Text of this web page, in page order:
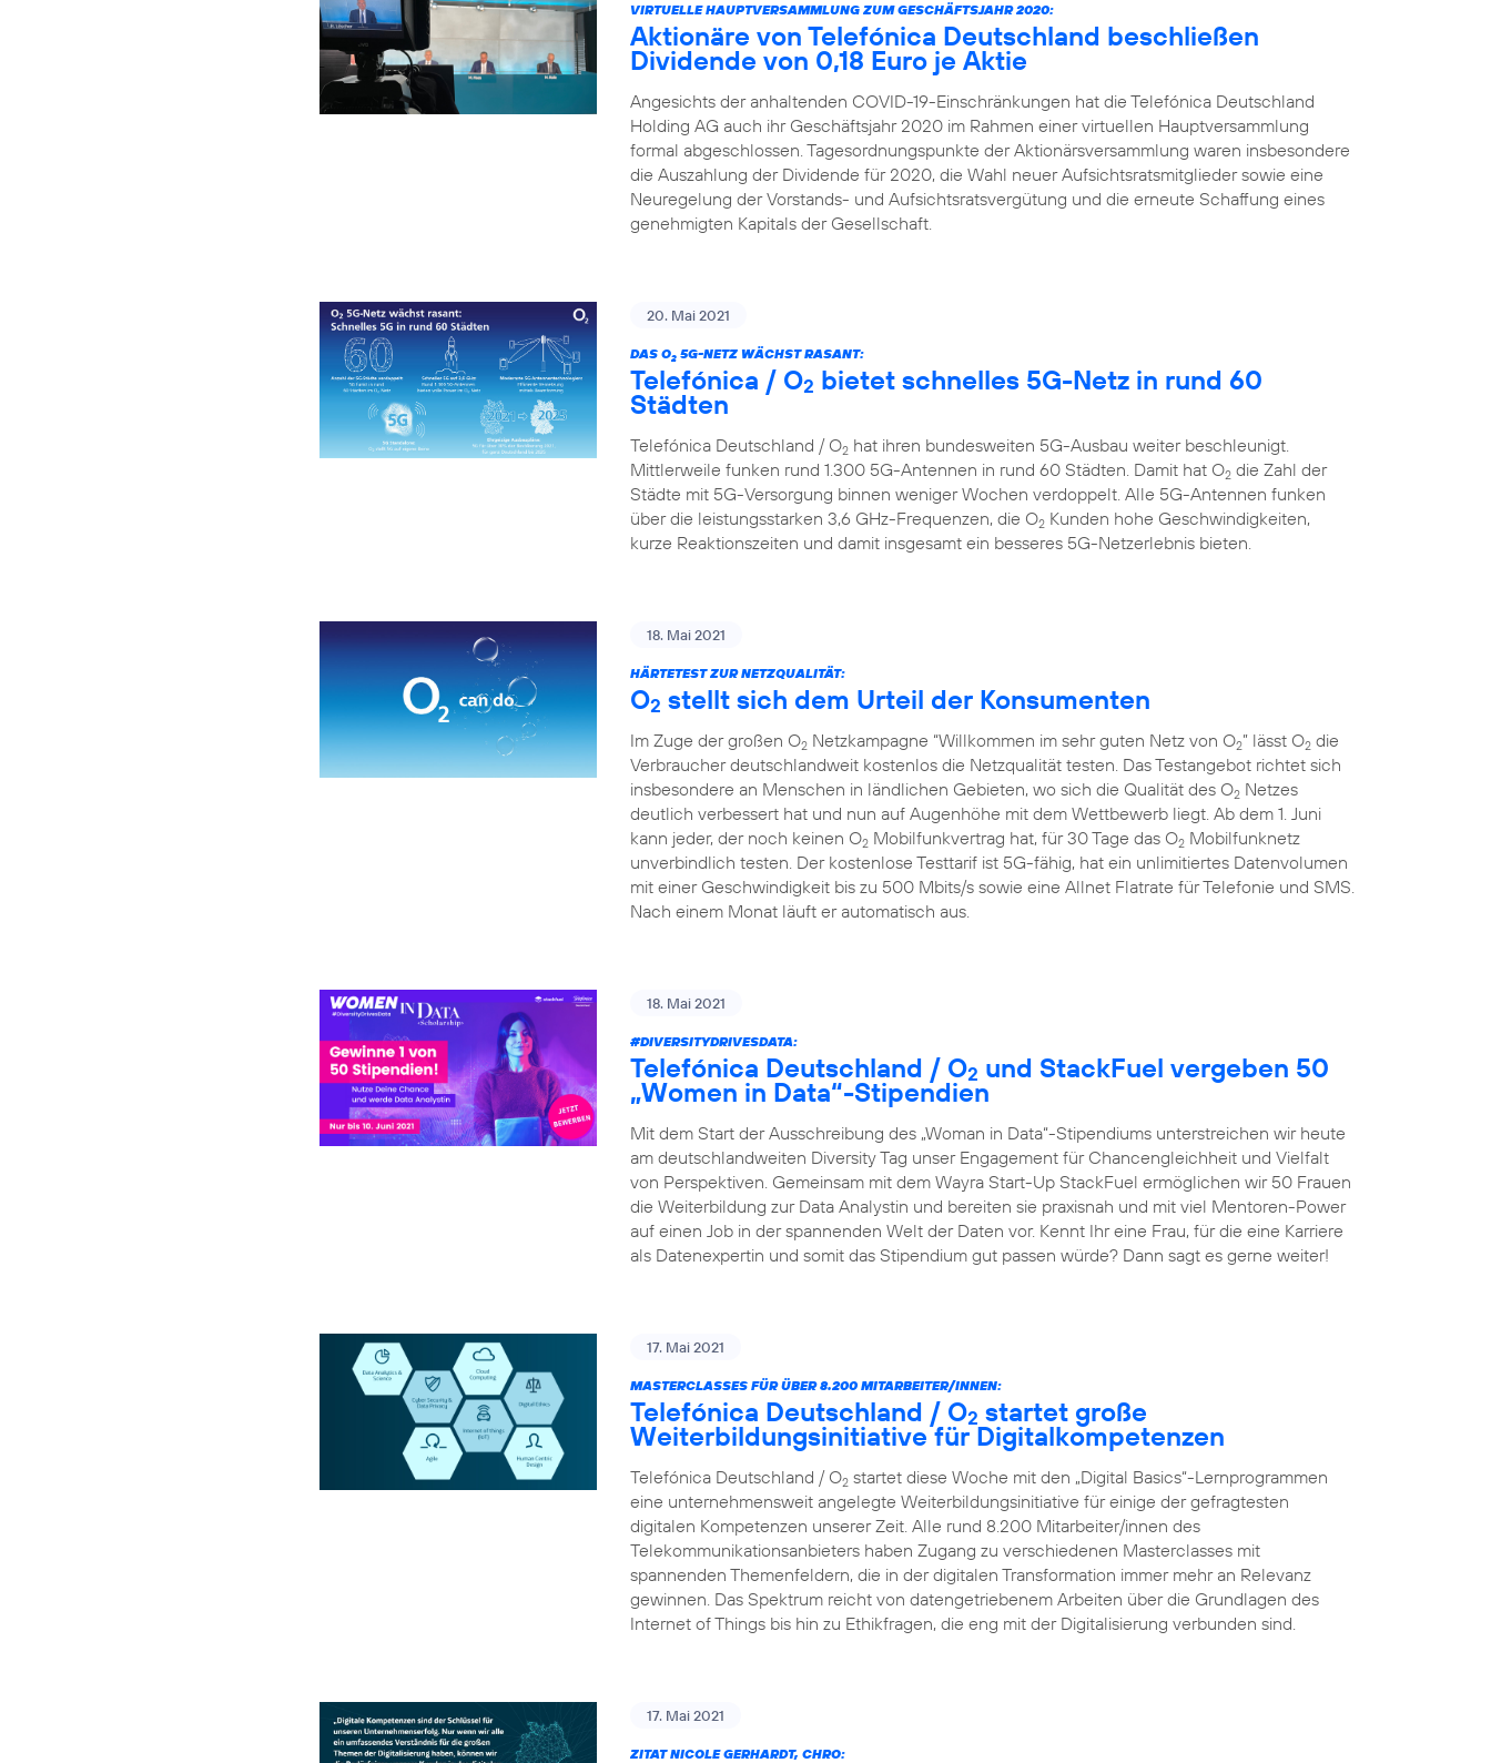
VIRTUELLE HAUPTVERSAMMLUNG ZUM GESCHÄFTSJAHR 2020:
Aktionäre von Telefónica Deutschland beschließen
Dividende von 0,18 Euro je Aktie
Angesichts der anhaltenden COVID-19-Einschränkungen hat die Telefónica Deutschland
Holding AG auch ihr Geschäftsjahr 2020 im Rahmen einer virtuellen Hauptversammlung
formal abgeschlossen. Tagesordnungspunkte der Aktionärsversammlung waren insbesondere
die Auszahlung der Dividende für 2020, die Wahl neuer Aufsichtsratsmitglieder sowie eine
Neuregelung der Vorstands- und Aufsichtsratsvergütung und die erneute Schaffung eines
genehmigten Kapitals der Gesellschaft.
20. Mai 2021
DAS O2 5G-NETZ WÄCHST RASANT:
Telefónica / O2 bietet schnelles 5G-Netz in rund 60
Städten
Telefónica Deutschland / O2 hat ihren bundesweiten 5G-Ausbau weiter beschleunigt.
Mittlerweile funken rund 1.300 5G-Antennen in rund 60 Städten. Damit hat O2 die Zahl der
Städte mit 5G-Versorgung binnen weniger Wochen verdoppelt. Alle 5G-Antennen funken
über die leistungsstarken 3,6 GHz-Frequenzen, die O2 Kunden hohe Geschwindigkeiten,
kurze Reaktionszeiten und damit insgesamt ein besseres 5G-Netzerlebnis bieten.
18. Mai 2021
HÄRTETEST ZUR NETZQUALITÄT:
O2 stellt sich dem Urteil der Konsumenten
Im Zuge der großen O2 Netzkampagne “Willkommen im sehr guten Netz von O2” lässt O2 die
Verbraucher deutschlandweit kostenlos die Netzqualität testen. Das Testangebot richtet sich
insbesondere an Menschen in ländlichen Gebieten, wo sich die Qualität des O2 Netzes
deutlich verbessert hat und nun auf Augenhöhe mit dem Wettbewerb liegt. Ab dem 1. Juni
kann jeder, der noch keinen O2 Mobilfunkvertrag hat, für 30 Tage das O2 Mobilfunknetz
unverbindlich testen. Der kostenlose Testtarif ist 5G-fähig, hat ein unlimitiertes Datenvolumen
mit einer Geschwindigkeit bis zu 500 Mbits/s sowie eine Allnet Flatrate für Telefonie und SMS.
Nach einem Monat läuft er automatisch aus.
18. Mai 2021
#DIVERSITYDRIVESDATA:
Telefónica Deutschland / O2 und StackFuel vergeben 50
„Women in Data“-Stipendien
Mit dem Start der Ausschreibung des „Woman in Data“-Stipendiums unterstreichen wir heute
am deutschlandweiten Diversity Tag unser Engagement für Chancengleichheit und Vielfalt
von Perspektiven. Gemeinsam mit dem Wayra Start-Up StackFuel ermöglichen wir 50 Frauen
die Weiterbildung zur Data Analystin und bereiten sie praxisnah und mit viel Mentoren-Power
auf einen Job in der spannenden Welt der Daten vor. Kennt Ihr eine Frau, für die eine Karriere
als Datenexpertin und somit das Stipendium gut passen würde? Dann sagt es gerne weiter!
17. Mai 2021
MASTERCLASSES FÜR ÜBER 8.200 MITARBEITER/INNEN:
Telefónica Deutschland / O2 startet große
Weiterbildungsinitiative für Digitalkompetenzen
Telefónica Deutschland / O2 startet diese Woche mit den „Digital Basics“-Lernprogrammen
eine unternehmensweit angelegte Weiterbildungsinitiative für einige der gefragtesten
digitalen Kompetenzen unserer Zeit. Alle rund 8.200 Mitarbeiter/innen des
Telekommunikationsanbieters haben Zugang zu verschiedenen Masterclasses mit
spannenden Themenfeldern, die in der digitalen Transformation immer mehr an Relevanz
gewinnen. Das Spektrum reicht von datengetriebenem Arbeiten über die Grundlagen des
Internet of Things bis hin zu Ethikfragen, die eng mit der Digitalisierung verbunden sind.
17. Mai 2021
ZITAT NICOLE GERHARDT, CHRO: